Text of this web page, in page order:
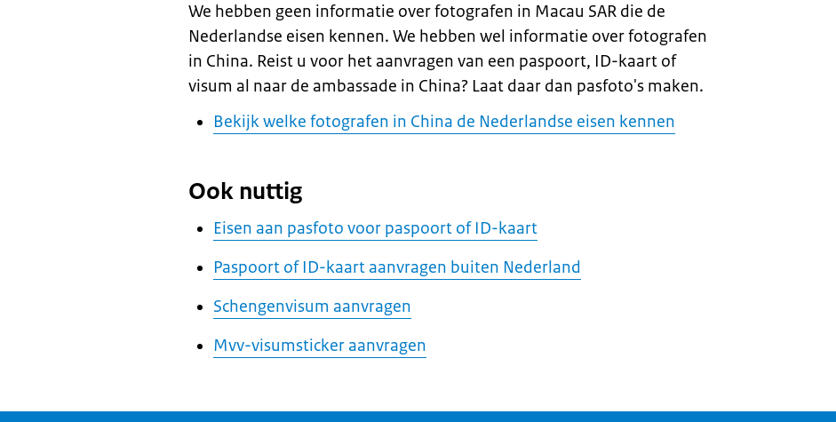
We hebben geen informatie over fotografen in Macau SAR die de
Nederlandse eisen kennen. We hebben wel informatie over fotografen
in China. Reist u voor het aanvragen van een paspoort, ID-kaart of
visum al naar de ambassade in China? Laat daar dan pasfoto's maken.
Bekijk welke fotografen in China de Nederlandse eisen kennen
Ook nuttig
Eisen aan pasfoto voor paspoort of ID-kaart
Paspoort of ID-kaart aanvragen buiten Nederland
Schengenvisum aanvragen
Mvv-visumsticker aanvragen